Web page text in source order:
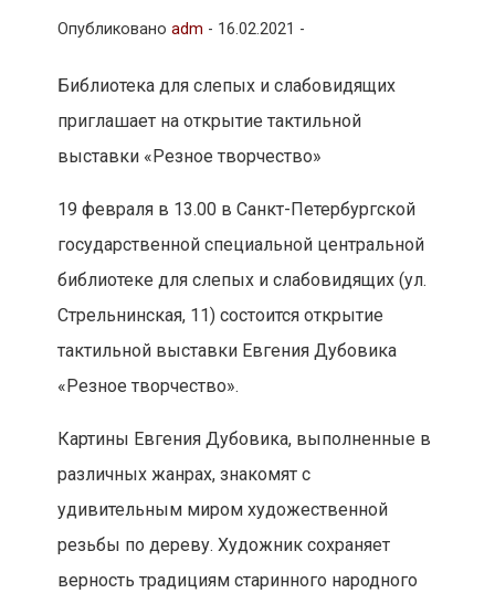
Опубликовано adm - 16.02.2021 -
Библиотека для слепых и слабовидящих
приглашает на открытие тактильной
выставки «Резное творчество»
19 февраля в 13.00 в Санкт-Петербургской
государственной специальной центральной
библиотеке для слепых и слабовидящих (ул.
Стрельнинская, 11) состоится открытие
тактильной выставки Евгения Дубовика
«Резное творчество».
Картины Евгения Дубовика, выполненные в
различных жанрах, знакомят с
удивительным миром художественной
резьбы по дереву. Художник сохраняет
верность традициям старинного народного